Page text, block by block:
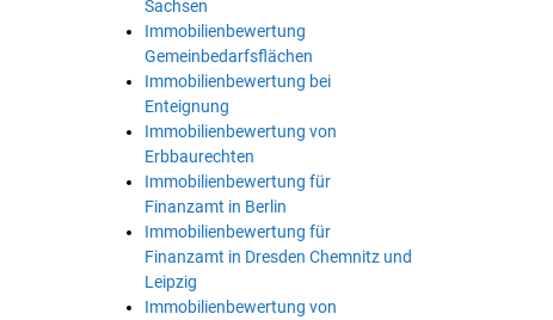
Sachsen
Immobilienbewertung
Gemeinbedarfsflächen
Immobilienbewertung bei
Enteignung
Immobilienbewertung von
Erbbaurechten
Immobilienbewertung für
Finanzamt in Berlin
Immobilienbewertung für
Finanzamt in Dresden Chemnitz und
Leipzig
Immobilienbewertung von